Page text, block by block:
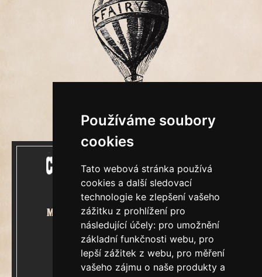
Používáme soubory
cookies
Tato webová stránka používá
cookies a další sledovací
technologie ke zlepšení vašeho
zážitku z prohlížení pro
následující účely: pro umožnění
základní funkčnosti webu, pro
lepší zážitek z webu, pro měření
vašeho zájmu o naše produkty a
Mecenášem Cimrmanova Zpravodaje
je společnost